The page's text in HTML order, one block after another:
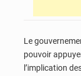
Le
pouvoir
l’implication